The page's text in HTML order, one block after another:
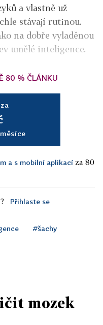
a vlastně už
stávají rutinou.
na dobře vyladěnou
umělé inteligence.
80 % ČLÁNKU
a s mobilní aplikací za 80
Přihlaste se
#šachy
mozek